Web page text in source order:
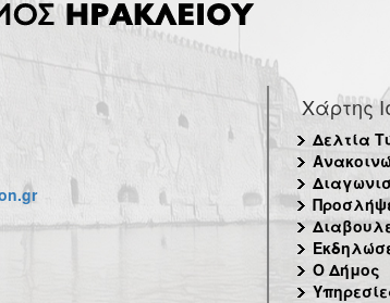
Χάρτης
Δελτία
Ο Δήμος